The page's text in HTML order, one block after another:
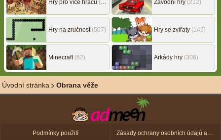
Hry pro více hráčů (146) Závodní hry (212)
Hry na zručnost (507) Hry se zvířaty (149)
Minecraft (62) Arkády hry (306)
Úvodní stránka Obrana věže
Podmínky použití Zásady ochrany osobních údajů a zásady použití souborů cookie